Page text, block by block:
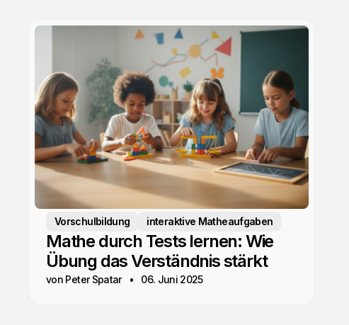
Vorschulbildung interaktive Matheaufgaben
Mathe durch Tests lernen: Wie
Übung das Verständnis stärkt
von Peter Spatar 06. Juni 2025